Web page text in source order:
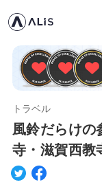
トラベル
風鈴だらけ
寺・滋賀西教